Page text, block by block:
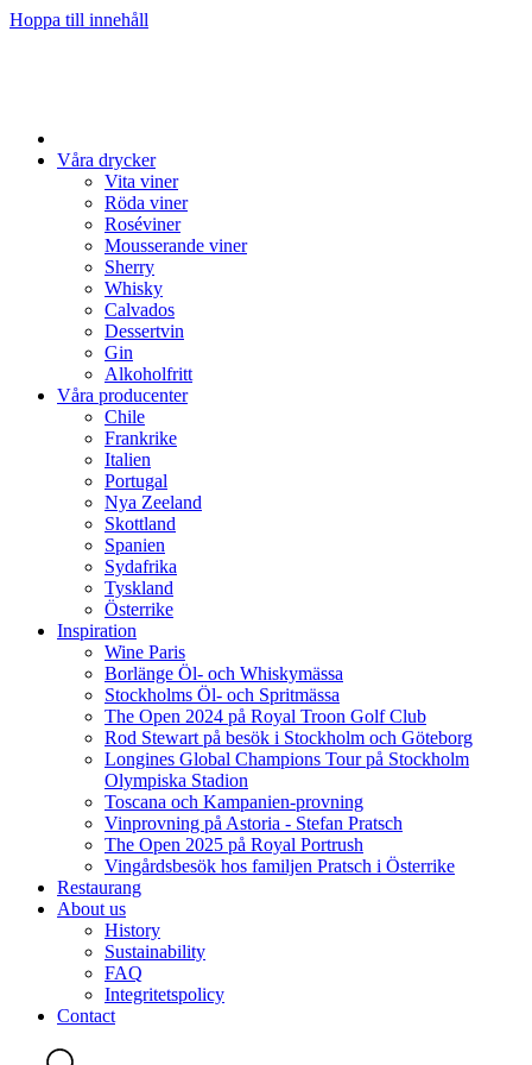
Hoppa till innehåll
Våra drycker
Vita viner
Röda viner
Roséviner
Mousserande viner
Sherry
Whisky
Calvados
Dessertvin
Gin
Alkoholfritt
Våra producenter
Chile
Frankrike
Italien
Portugal
Nya Zeeland
Skottland
Spanien
Sydafrika
Tyskland
Österrike
Inspiration
Wine Paris
Borlänge Öl- och Whiskymässa
Stockholms Öl- och Spritmässa
The Open 2024 på Royal Troon Golf Club
Rod Stewart på besök i Stockholm och Göteborg
Longines Global Champions Tour på Stockholm
Olympiska Stadion
Toscana och Kampanien-provning
Vinprovning på Astoria - Stefan Pratsch
The Open 2025 på Royal Portrush
Vingårdsbesök hos familjen Pratsch i Österrike
Restaurang
About us
History
Sustainability
FAQ
Integritetspolicy
Contact